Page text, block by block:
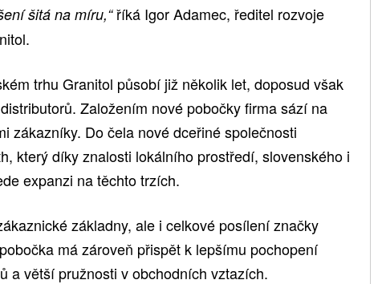
šitá na míru,“říká Igor Adamec, ředitel rozvoje
trhu Granitol působí již několik let, doposud však
Založením nové pobočky firma sází na
zákazníky. Do čela nové dceřiné společnosti
který díky znalosti lokálního prostředí, slovenského i
expanzi na těchto trzích.
základny, ale i celkové posílení značky
má zároveň přispět k lepšímu pochopení
a větší pružnosti v obchodních vztazích.